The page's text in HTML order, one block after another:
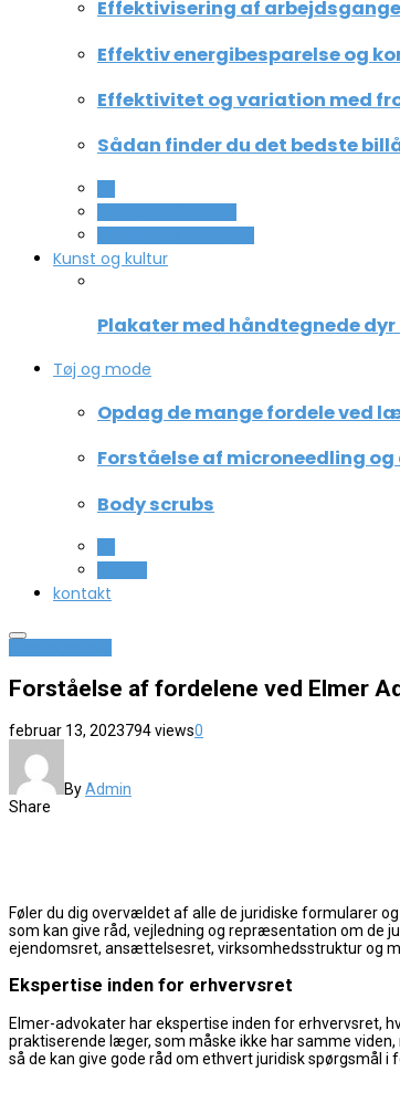
Effektivisering af
Effektiv energibesparelse og
Effektivitet og variation med
Sådan finder du det bedste
Kunst og kultur
Plakater med håndtegnede
Tøj og mode
Opdag de mange fordele ved
Forståelse af microneedling
Body scrubs
kontakt
Forståelse af fordelene ved Elmer
februar 13, 2023794 views0
ByAdmin
Share
Føler du dig overvældet af alle de juridiske formularer
som kan give råd, vejledning og repræsentation om de
ejendomsret, ansættelsesret, virksomhedsstruktur og
Ekspertise inden for erhvervsret
Elmer-advokater har ekspertise inden for erhvervsret,
praktiserende læger, som måske ikke har samme
så de kan give gode råd om ethvert juridisk spørgsmål i